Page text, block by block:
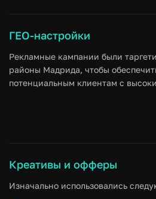
проживающих в престижных
ГЕО-настройки
Рекламные кампании были
районы Мадрида, чтобы
потенциальным клиентам с
Креативы и офферы
Изначально использовались